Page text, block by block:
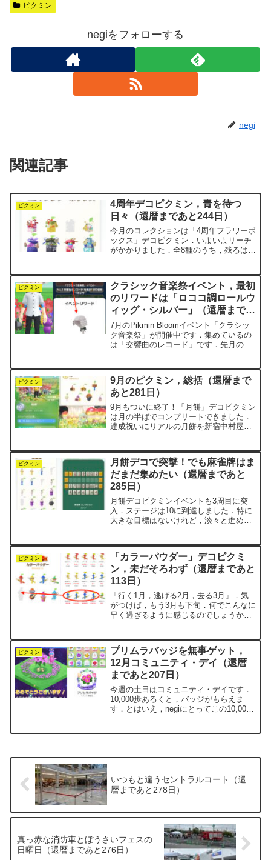
ピクミン
negiをフォローする
negi
関連記事
ピクミン
4周年デコピクミン，青を待つ
日々（還暦まであと244日）
今月のコレクションは「4周年フラワーボ
ックス」デコピクミン．いよいよリーチ
がかかりました．全8種のうち，残るは青
みに先月の「カラベラ」デコピクミンは
10月9日にコンプ...
ピクミン
クラシック音楽祭イベント，最初
のリワードは「ロココ調ロールウ
ィッグ・シルバー」（還暦まであ
と4日）
7月のPikmin Bloomイベント「クラシッ
ク音楽祭」が開催中です．集めているの
は「交響曲のレコード」です．先月の
コードを累計1500個あつめよう」という
もので，本...
ピクミン
9月のピクミン，総括（還暦まで
あと281日）
9月もついに終了！「月餅」デコピクミン
は月の半ばでコンプリートできました．
達成祝いにリアルの月餅を新宿中村屋で
て，ちょっと嬉しいですね．そのあとも
月餅ピクミンが増え続けて...
ピクミン
月餅デコで突撃！でも麻雀牌はま
だまだ集めたい（還暦まであと
285日）
月餅デコピクミンイベントも3周目に突
入．ステージは10に到達しました．特に
大きな目標はないけれど，淡々と進めて
時の総おしごと力は1万超え！こうなると
逆に余ってくるのが「...
ピクミン
「カラーパウダー」デコピクミ
ン，未だそろわず（還暦まであと
113日）
「行く1月，逃げる2月，去る3月」．気
がつけば，もう3月も下旬．何でこんなに
早く過ぎるように感じるのでしょうか．
ピクミン．リーチ（7種そろい）までは，
一週間もかかりませ...
ピクミン
プリムラバッジを無事ゲット，
12月コミュニティ・デイ（還暦
まであと207日）
今週の土日はコミュニティ・デイです．
10,000歩あるくと，バッジがもらえま
す．とはいえ，negiにとってこの10,000
いつもと違うセントラルコート（還
暦まであと278日）
真っ赤な消防車とぼうさいフェスの
日曜日（還暦まであと276日）